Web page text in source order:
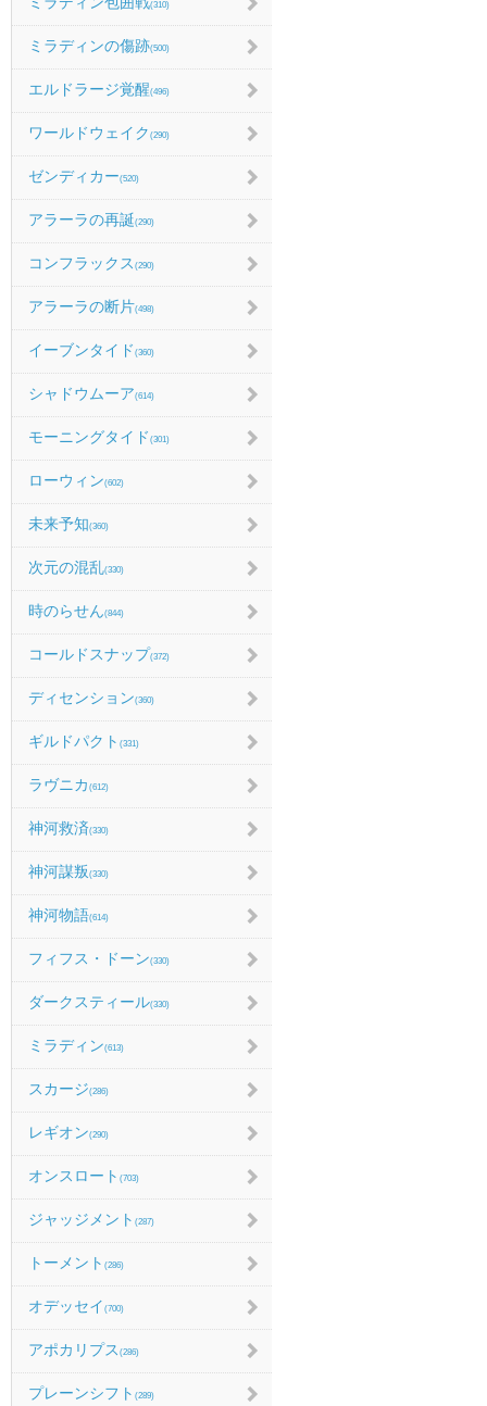
(310)
ミラディンの傷跡(500)
エルドラージ覚醒(496)
ワールドウェイク (290)
ゼンディカー(520)
アラーラの再誕(290)
コンフラックス (290)
アラーラの断片(498)
イーブンタイド (360)
シャドウムーア(614)
モーニングタイド (301)
ローウィン(602)
未来予知(360)
次元の混乱(330)
時のらせん(844)
コールドスナップ(372)
ディセンション(360)
ギルドパクト (331)
ラヴニカ (612)
神河救済(330)
神河謀叛 (330)
神河物語(614)
フィフス・ドーン(330)
ダークスティール(330)
ミラディン(613)
スカージ(286)
レギオン(290)
オンスロート (703)
ジャッジメント (287)
トーメント (286)
オデッセイ (700)
アポカリプス (286)
プレーンシフト (289)